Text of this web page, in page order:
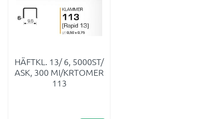
HÄFTKL. 13/ 6, 5000ST/
ASK, 300 MI/KRTOMER
113